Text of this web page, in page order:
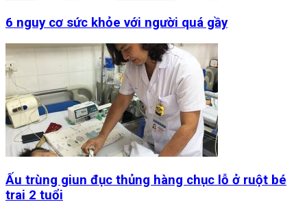
6 nguy cơ sức khỏe với người quá gầy
Ấu trùng giun đục thủng hàng chục lỗ ở ruột bé
trai 2 tuổi